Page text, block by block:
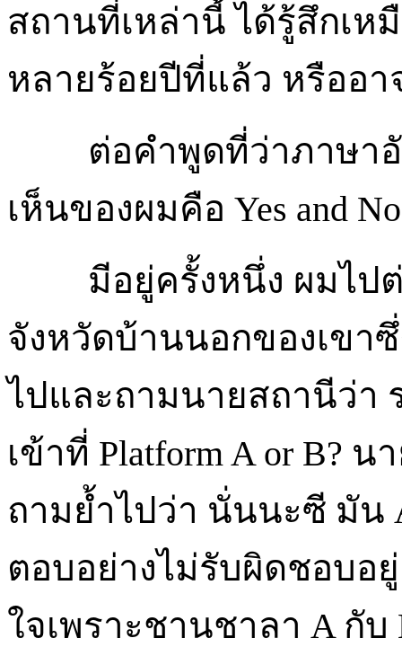
สถานที่เหล่านี้ ได้รู้สึกเห
หลายร้อยปีที่แล้ว หรืออ
ต่อคำพูดที่ว่าภาษาอั
เห็นของผมคือ Yes and
มีอยู่ครั้งหนึ่ง ผมไปต่
จังหวัดบ้านนอกของเขา
ไปและถามนายสถานีว่า
เข้าที่ Platform A or B?
ถามย้ำไปว่า นั่นนะซี มัน
ตอบอย่างไม่รับผิดชอบอ
ใจเพราะชานชาลา A กั